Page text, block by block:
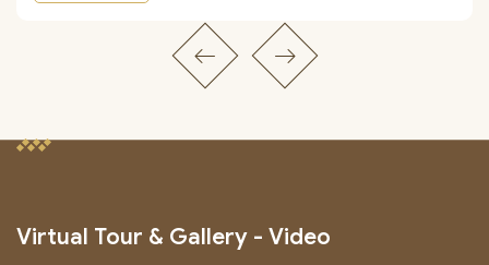
Virtual Tour & Gallery - Video